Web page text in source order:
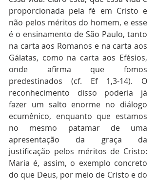
proporcionada pela fé em Cristo e
não pelos méritos do homem, e esse
é o ensinamento de São Paulo, tanto
na carta aos Romanos e na carta aos
Gálatas, como na carta aos Efésios,
onde afirma que fomos
predestinados (cf. Ef 1,3-14). O
reconhecimento disso poderia já
fazer um salto enorme no diálogo
ecumênico, enquanto que estamos
no mesmo patamar de uma
apresentação da graça da
justificação pelos méritos de Cristo:
Maria é, assim, o exemplo concreto
do que Deus, por meio de Cristo e do